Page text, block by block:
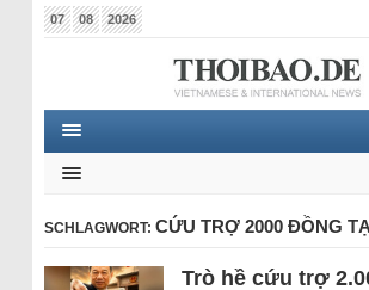
07 08 2026
SCHLAGWORT: CỨU TRỢ 2000 ĐỒNG
Trò hề cứu trợ